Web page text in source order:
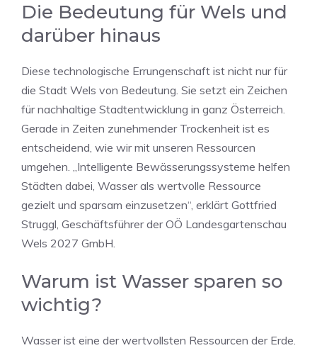
Die Bedeutung für Wels und
darüber hinaus
Diese technologische Errungenschaft ist nicht nur für
die Stadt Wels von Bedeutung. Sie setzt ein Zeichen
für nachhaltige Stadtentwicklung in ganz Österreich.
Gerade in Zeiten zunehmender Trockenheit ist es
entscheidend, wie wir mit unseren Ressourcen
umgehen. „Intelligente Bewässerungssysteme helfen
Städten dabei, Wasser als wertvolle Ressource
gezielt und sparsam einzusetzen“, erklärt Gottfried
Struggl, Geschäftsführer der OÖ Landesgartenschau
Wels 2027 GmbH.
Warum ist Wasser sparen so
wichtig?
Wasser ist eine der wertvollsten Ressourcen der Erde.